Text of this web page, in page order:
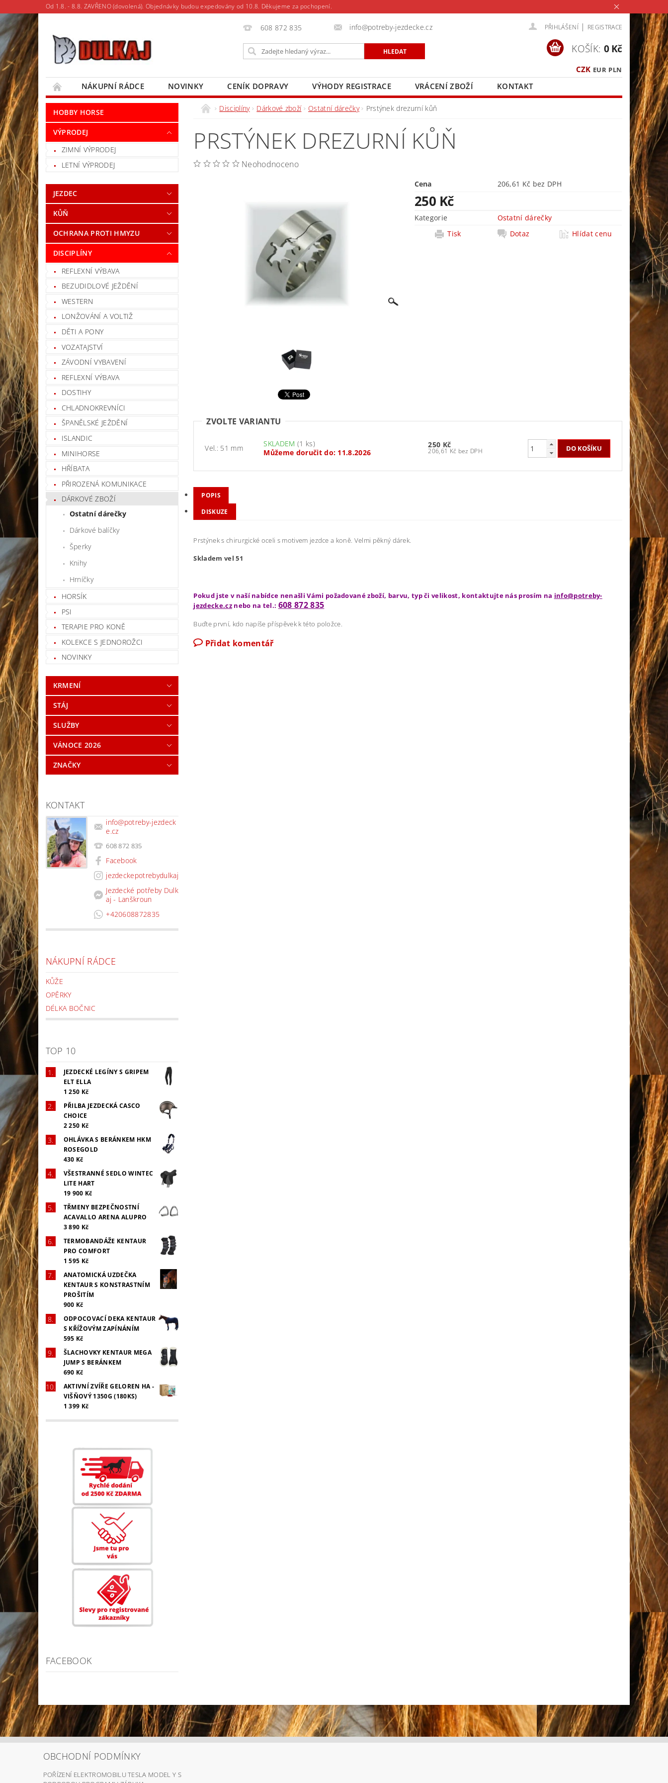
Od 1.8. - 8.8. ZAVŘENO (dovolená). Objednávky budou expedovány od 10.8. Děkujeme za pochopení.
608 872 835 info@potreby-jezdecke.cz PŘIHLÁŠENÍ | REGISTRACE
CZK EUR PLN
KOŠÍK: 0 Kč
NÁKUPNÍ RÁDCE NOVINKY CENÍK DOPRAVY VÝHODY REGISTRACE VRÁCENÍ ZBOŽÍ
KONTAKT
MOJE OBJEDNÁVKA
HOBBY HORSE
VÝPRODEJ
ZIMNÍ VÝPRODEJ
LETNÍ VÝPRODEJ
JEZDEC
KŮŇ
OCHRANA PROTI HMYZU
DISCIPLÍNY
REFLEXNÍ VÝBAVA
BEZUDIDLOVÉ JEŽDĚNÍ
WESTERN
LONŽOVÁNÍ A VOLTIŽ
DĚTI A PONY
VOZATAJSTVÍ
ZÁVODNÍ VYBAVENÍ
REFLEXNÍ VÝBAVA
DOSTIHY
CHLADNOKREVNÍCI
ŠPANĚLSKÉ JEŽDĚNÍ
ISLANDIC
MINIHORSE
HŘÍBATA
PŘIROZENÁ KOMUNIKACE
DÁRKOVÉ ZBOŽÍ
Ostatní dárečky
Dárkové balíčky
Šperky
Knihy
Hrníčky
HORSÍK
PSI
TERAPIE PRO KONĚ
KOLEKCE S JEDNOROŽCI
NOVINKY
KRMENÍ
STÁJ
SLUŽBY
VÁNOCE 2026
ZNAČKY
KONTAKT
info@potreby-jezdeck
e.cz
608 872 835
Facebook
jezdeckepotrebydulkaj
Jezdecké potřeby Dulk
aj - Lanškroun
+420608872835
NÁKUPNÍ RÁDCE
KŮŽE
OPĚRKY
DÉLKA BOČNIC
TOP 10
JEZDECKÉ LEGÍNY S GRIPEM
ELT ELLA
1 250 Kč
PŘILBA JEZDECKÁ CASCO
CHOICE
2 250 Kč
OHLÁVKA S BERÁNKEM HKM
ROSEGOLD
430 Kč
VŠESTRANNÉ SEDLO WINTEC
LITE HART
19 900 Kč
TŘMENY BEZPEČNOSTNÍ
ACAVALLO ARENA ALUPRO
3 890 Kč
TERMOBANDÁŽE KENTAUR
PRO COMFORT
1 595 Kč
ANATOMICKÁ UZDEČKA
KENTAUR S KONSTRASTNÍM
PROŠITÍM
900 Kč
ODPOCOVACÍ DEKA KENTAUR
S KŘÍŽOVÝM ZAPÍNÁNÍM
595 Kč
ŠLACHOVKY KENTAUR MEGA
JUMP S BERÁNKEM
690 Kč
AKTIVNÍ ZVÍŘE GELOREN HA -
VIŠŇOVÝ 1350G (180KS)
1 399 Kč
FACEBOOK
Disciplíny Dárkové zboží Ostatní dárečky Prstýnek drezurní kůň
PRSTÝNEK DREZURNÍ KŮŇ
Neohodnoceno
Cena 206,61 Kč bez DPH
250 Kč
Kategorie
Ostatní dárečky
Tisk
Dotaz Hlídat cenu
ZVOLTE VARIANTU
Vel.: 51 mm SKLADEM (1 ks)
Můžeme doručit do: 11.8.2026
250 Kč
206,61 Kč bez DPH
POPIS
DISKUZE
Prstýnek s chirurgické oceli s motivem jezdce a koně. Velmi pěkný dárek.
Skladem vel 51
Pokud jste v naší nabídce nenašli Vámi požadované zboží, barvu, typ či velikost, kontaktujte nás prosím na info@potreby-
jezdecke.cznebo na tel.: 608 872 835
Buďte první, kdo napíše příspěvek k této položce.
Přidat komentář
OBCHODNÍ PODMÍNKY
POŘÍZENÍ ELEKTROMOBILU TESLA MODEL Y S